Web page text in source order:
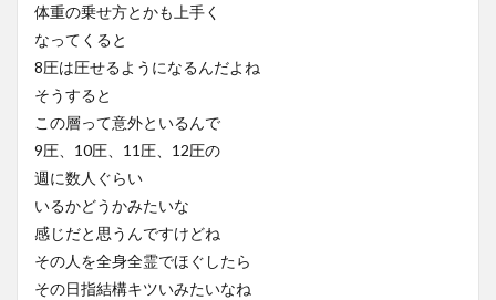
体重の乗せ方とかも上手く
なってくると
8圧は圧せるようになるんだよね
そうすると
この層って意外といるんで
9圧、10圧、11圧、12圧の
週に数人ぐらい
いるかどうかみたいな
感じだと思うんですけどね
その人を全身全霊でほぐしたら
その日指結構キツいみたいなね